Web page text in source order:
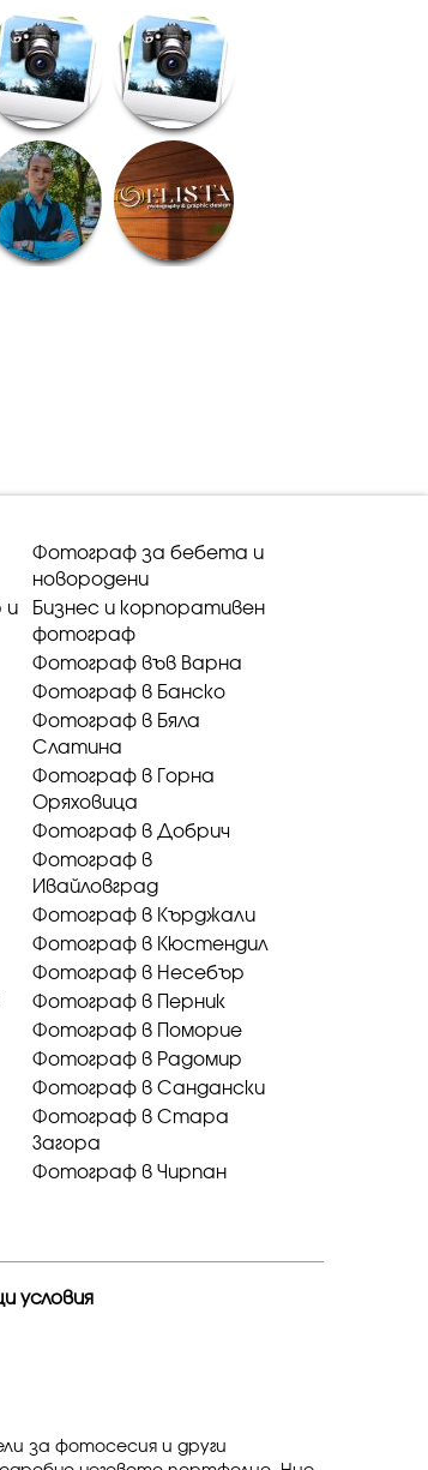
Фотограф за бебета и
новородени
и
Бизнес и корпоративен
фотограф
Фотограф във Варна
Фотограф в Банско
Фотограф в Бяла
Слатина
Фотограф в Горна
Оряховица
Фотограф в Добрич
Фотограф в
Ивайловград
Фотограф в Кърджали
Фотограф в Кюстендил
Фотограф в Несебър
Фотограф в Перник
Фотограф в Поморие
Фотограф в Радомир
Фотограф в Сандански
Фотограф в Стара
Загора
Фотограф в Чирпан
условия
за фотосесия и други